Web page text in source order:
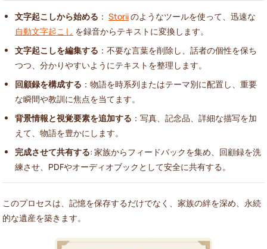
文字起こしから始める ： Storiiのようなツールを使って、迅速な
自動文字起こし を録音からテキストに変換します。
文字起こしを編集する ：不要な言葉を削除し、話者の個性を保ち
つつ、分かりやすいようにテキストを整理します。
回顧録を構成する ：物語を時系列またはテーマ別に配置し、重要
な瞬間や教訓に焦点を当てます。
背景情報と視覚要素を追加する ：写真、記念品、詳細な描写を加
えて、物語を豊かにします。
完成させて共有する: 家族からフィードバックを集め、回顧録を洗
練させ、PDFやオーディオブックとして安全に共有する。
このプロセスは、記憶を保存するだけでなく、家族の絆を深め、永続
的な遺産を築きます。